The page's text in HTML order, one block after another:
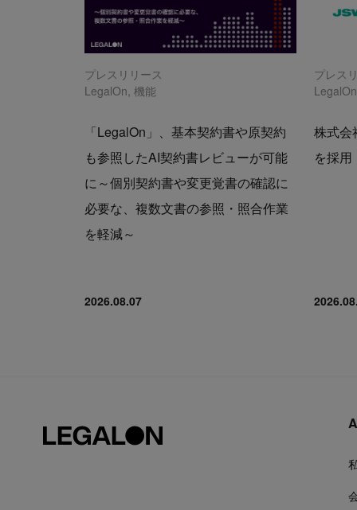
プレスリリース
LegalOn 機能
「LegalOn」、基本契約書や原契約
も参照したAI契約書レビューが可能
に～個別契約書や変更覚書の確認に
必要な、複数文書の参照・照合作業
を軽減～
2026.08.07
プレス
LegalOn
株式会
を採用